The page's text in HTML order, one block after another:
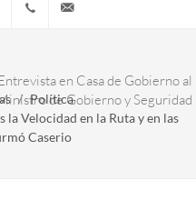
Instagram(+54)(9)3548-576073
la
en Casa de Gobierno al
de Gobierno y Seguridad
Política
Velocidad en la Ruta y en las
Caserio